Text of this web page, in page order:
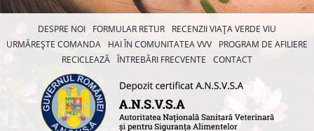
DESPRE NOI FORMULAR RETUR
RECENZII VIAȚA VERDE VIU
URMĂREȘTE COMANDA
HAI ÎN COMUNITATEA VVV
PROGRAM DE AFILIERE
RECICLEAZĂ ÎNTREBĂRI FRECVENTE CONTACT